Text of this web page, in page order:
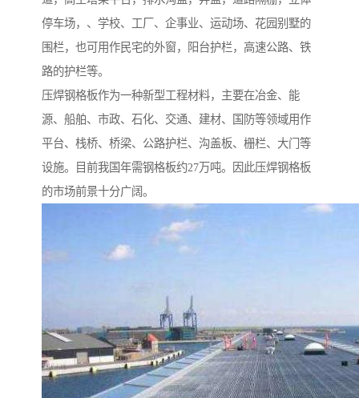
停车场，、学校、工厂、企事业、运动场、花园别墅的
围栏，也可用作民宅的外窗，阳台护栏，高速公路、铁
路的护栏等。
压焊钢格板作为一种新型工程材料，主要在冶金、能
源、船舶、市政、石化、交通、建材、国防等领域用作
平台、栈桥、桥梁、公路护栏、沟盖板、栅栏、大门等
设施。目前我国年需钢格板约27万吨。因此压焊钢格板
的市场前景十分广阔。